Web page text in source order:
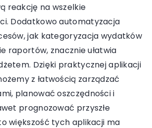
reakcję na wszelkie
Dodatkowo automatyzacja
jak kategoryzacja wydatków
raportów, znacznie ułatwia
Dzięki praktycznej aplikacji
z łatwością zarządzać
planować oszczędności i
prognozować przyszłe
większość tych aplikacji ma